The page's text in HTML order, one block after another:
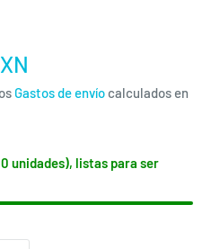
Gastos de envío calculados en
unidades), listas para ser